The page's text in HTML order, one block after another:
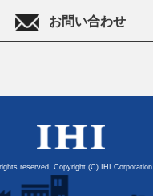
お問い合わせ
reserved, Copyright (C) IHI Corporation